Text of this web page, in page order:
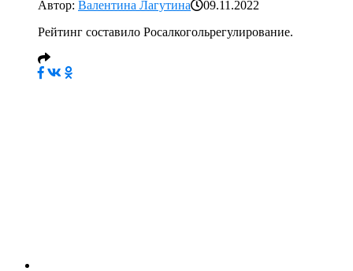
Автор: Валентина Лагутина
09.11.2022
Рейтинг составило Росалкогольрегулирование.